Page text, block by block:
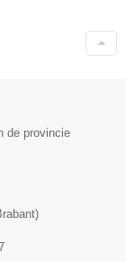
de provincie
)